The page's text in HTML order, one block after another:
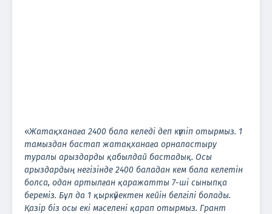
«Жатақханаға 2400 бала келеді деп күтіп отырмыз. 1
тамыздан бастап жатақханаға орналастыру
туралы арыздарды қабылдай бастадық. Осы
арыздардың негізінде 2400 баладан кем бала келетін
болса, одан артылған қаражатты 7-ші сыныпқа
береміз. Бұл да 1 қыркүйектен кейін белгілі болады.
Қазір біз осы екі мәселені қарап отырмыз. Грант